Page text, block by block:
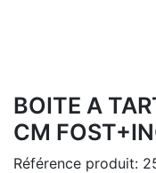
BOITE A
CM
Référence produit: